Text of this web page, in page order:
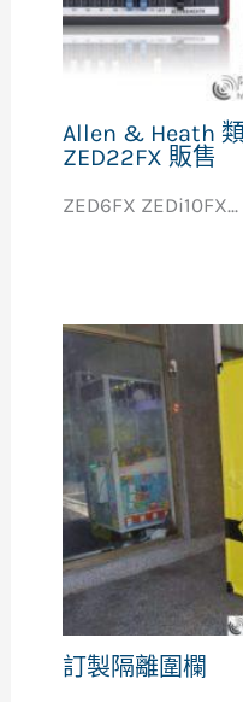
Allen & Heath
ZED22FX 販售
ZED6FX ZEDi10FX...
訂製隔離圍欄